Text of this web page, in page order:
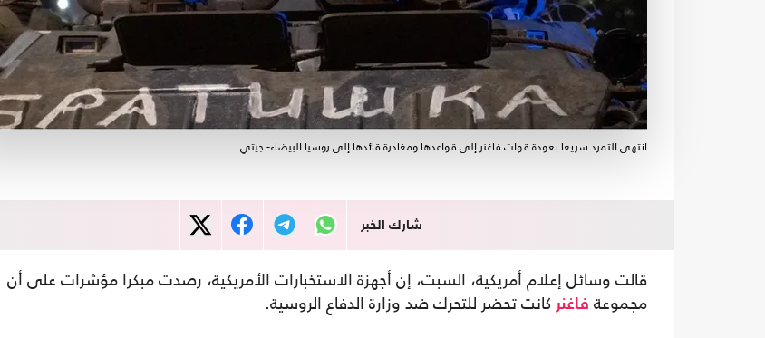
انتهى التمرد سريعا بعودة قوات فاغنر إلى قواعدها ومغادرة قائدها إلى روسيا البيضاء- جيتي
شارك الخبر
قالت وسائل إعلام أمريكية، السبت، إن أجهزة الاستخبارات الأمريكية، رصدت مبكرا مؤشرات على أن
مجموعة فاغنر كانت تحضر للتحرك ضد وزارة الدفاع الروسية.